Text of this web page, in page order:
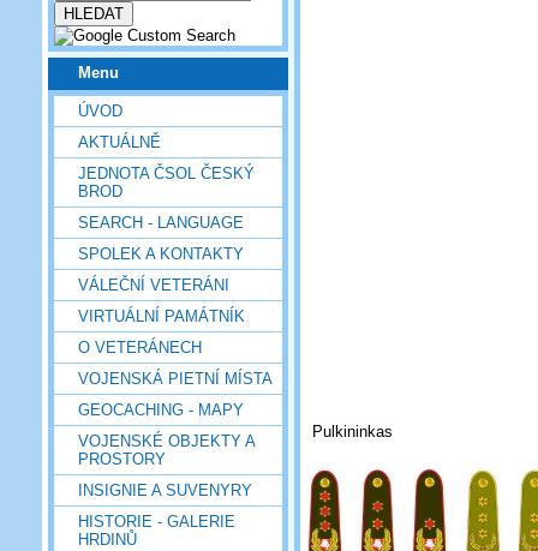
Menu
ÚVOD
AKTUÁLNĚ
JEDNOTA ČSOL ČESKÝ
BROD
SEARCH - LANGUAGE
SPOLEK A KONTAKTY
VÁLEČNÍ VETERÁNI
VIRTUÁLNÍ PAMÁTNÍK
O VETERÁNECH
VOJENSKÁ PIETNÍ MÍSTA
GEOCACHING - MAPY
VOJENSKÉ OBJEKTY A
PROSTORY
INSIGNIE A SUVENYRY
HISTORIE - GALERIE
HRDINŮ
Pulkininkas